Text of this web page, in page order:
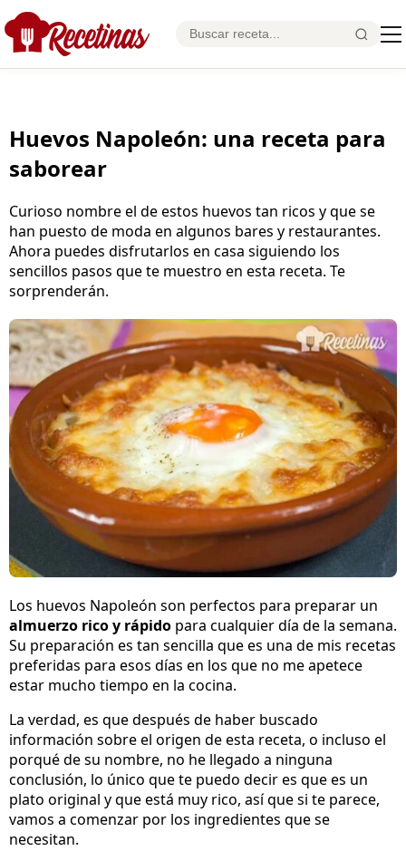
Huevos Napoleón: una receta para
saborear
Curioso nombre el de estos huevos tan ricos y que se
han puesto de moda en algunos bares y restaurantes.
Ahora puedes disfrutarlos en casa siguiendo los
sencillos pasos que te muestro en esta receta. Te
sorprenderán.
Los huevos Napoleón son perfectos para preparar un
almuerzo rico y rápido para cualquier día de la semana.
Su preparación es tan sencilla que es una de mis recetas
preferidas para esos días en los que no me apetece
estar mucho tiempo en la cocina.
La verdad, es que después de haber buscado
información sobre el origen de esta receta, o incluso el
porqué de su nombre, no he llegado a ninguna
conclusión, lo único que te puedo decir es que es un
plato original y que está muy rico, así que si te parece,
vamos a comenzar por los ingredientes que se
necesitan.